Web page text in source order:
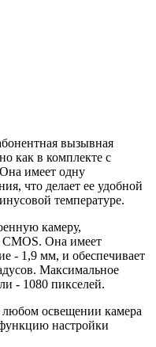
вызывная
как в комплекте с
имеет одну
что делает ее удобной
температуре.
камеру,
CMOS. Она имеет
- 1,9 мм, и обеспечивает
Максимальное
- 1080 пикселей.
любом освещении камера
настройки